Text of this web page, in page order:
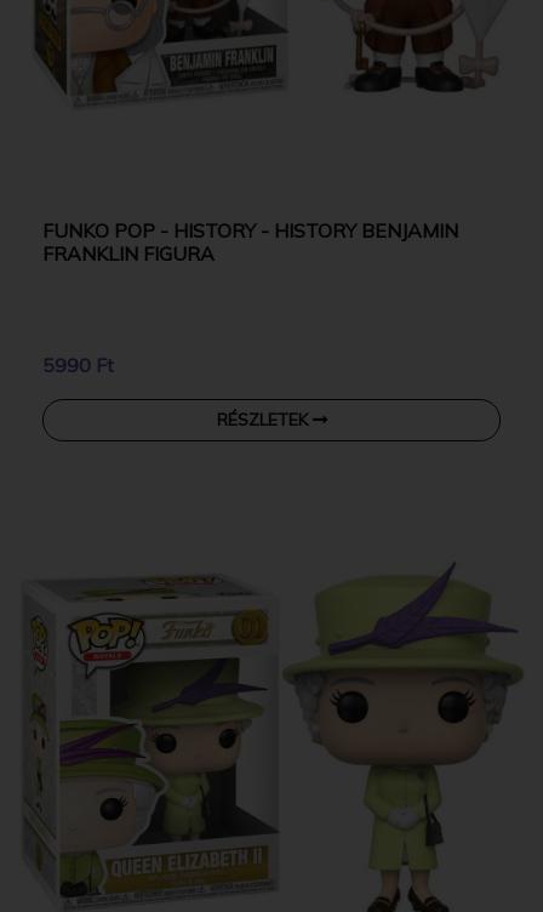
FUNKO POP - HISTORY - HISTORY BENJAMIN
FRANKLIN FIGURA
5990 Ft
RÉSZLETEK